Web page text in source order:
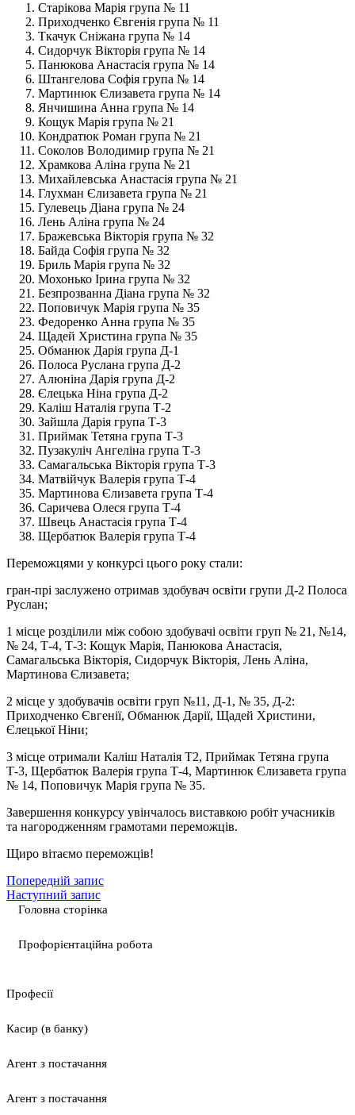
Старікова Марія група № 11
Приходченко Євгенія група № 11
Ткачук Сніжана група № 14
Сидорчук Вікторія група № 14
Панюкова Анастасія група № 14
Штангелова Софія група № 14
Мартинюк Єлизавета група № 14
Янчишина Анна група № 14
Кощук Марія група № 21
Кондратюк Роман група № 21
Соколов Володимир група № 21
Храмкова Аліна група № 21
Михайлевська Анастасія група № 21
Глухман Єлизавета група № 21
Гулевець Діана група № 24
Лень Аліна група № 24
Бражевська Вікторія група № 32
Байда Софія група № 32
Бриль Марія група № 32
Мохонько Ірина група № 32
Безпрозванна Діана група № 32
Поповичук Марія група № 35
Федоренко Анна група № 35
Щадей Христина група № 35
Обманюк Дарія група Д-1
Полоса Руслана група Д-2
Алюніна Дарія група Д-2
Єлецька Ніна група Д-2
Каліш Наталія група Т-2
Зайшла Дарія група Т-3
Приймак Тетяна група Т-3
Пузакуліч Ангеліна група Т-3
Самагальська Вікторія група Т-3
Матвійчук Валерія група Т-4
Мартинова Єлизавета група Т-4
Саричева Олеся група Т-4
Швець Анастасія група Т-4
Щербатюк Валерія група Т-4
Переможцями у конкурсі цього року стали:
гран-прі заслужено отримав здобувач освіти групи Д-2 Полоса
Руслан;
1 місце розділили між собою здобувачі освіти груп № 21, №14,
№ 24, Т-4, Т-3: Кощук Марія, Панюкова Анастасія,
Самагальська Вікторія, Сидорчук Вікторія, Лень Аліна,
Мартинова Єлизавета;
2 місце у здобувачів освіти груп №11, Д-1, № 35, Д-2:
Приходченко Євгенії, Обманюк Дарії, Щадей Христини,
Єлецької Ніни;
3 місце отримали Каліш Наталія Т2, Приймак Тетяна група
Т-3, Щербатюк Валерія група Т-4, Мартинюк Єлизавета група
№ 14, Поповичук Марія група № 35.
Завершення конкурсу увінчалось виставкою робіт учасників
та нагородженням грамотами переможців.
Щиро вітаємо переможців!
Попередній запис
Наступний запис
Головна сторінка
Профорієнтаційна робота
Професії
Касир (в банку)
Агент з постачання
Агент з постачання